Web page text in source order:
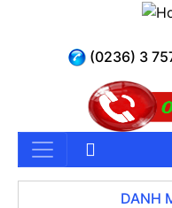
(0236) 3
DANH